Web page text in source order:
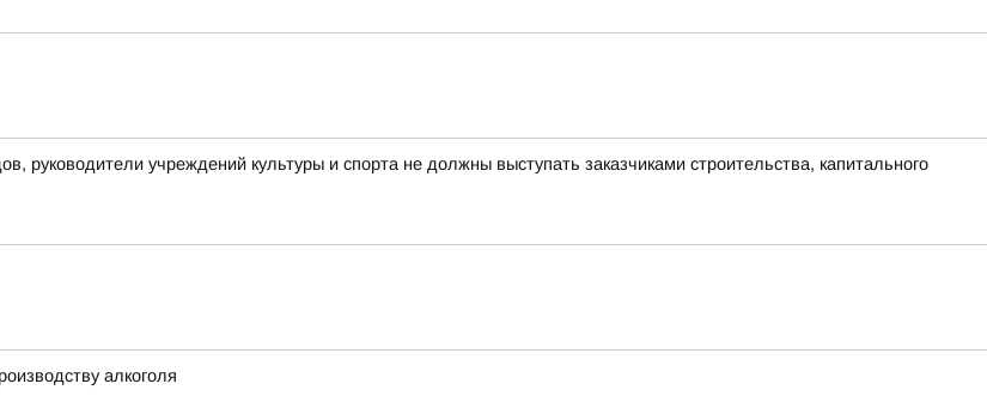
руководители учреждений культуры и спорта не должны выступать заказчиками строительства, капитального
алкоголя